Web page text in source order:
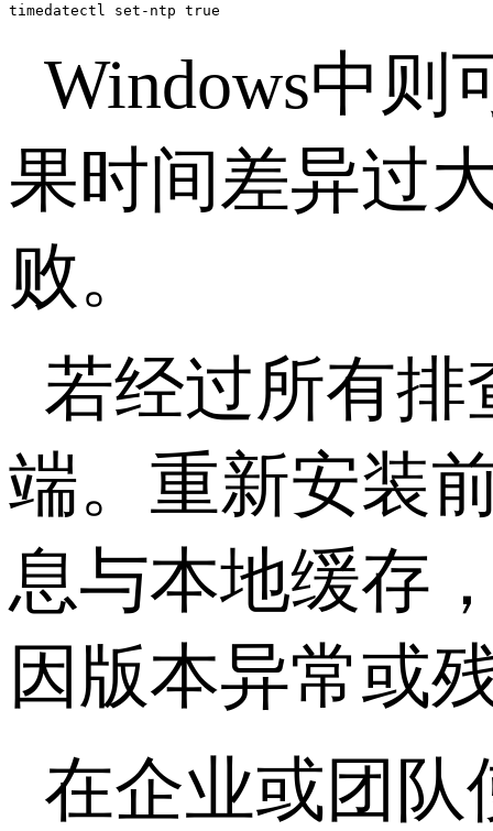
timedatectl set-ntp true
Windows中则
果时间差异过
败。
若经过所有排
端。重新安装
息与本地缓存
因版本异常或
在企业或团队